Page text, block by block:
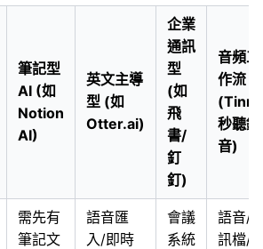
筆記型
AI (如
Notion
AI)
英文主導
型 (如
Otter.ai)
企業
通訊
型
(如
飛
書/
釘
釘)
音頻工
作流
秒聽錄
音)
需先有
筆記文
語音匯
入/即時
會議
系統
語音/
訊檔/